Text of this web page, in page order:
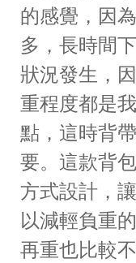
的感覺，因
多，長時間
狀況發生，
重程度都是
點，這時背
要。這款背
方式設計，
以減輕負重
再重也比較